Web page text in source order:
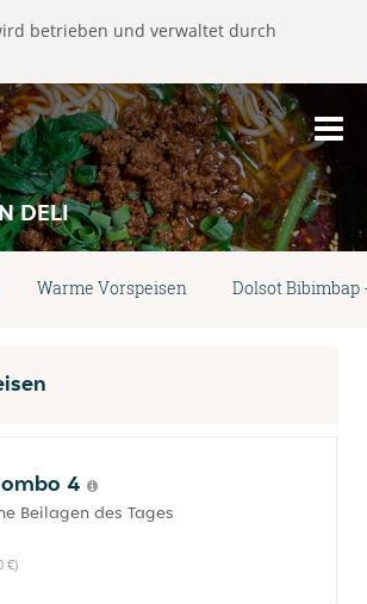
betrieben und verwaltet durch
DELI
Warme Vorspeisen Dolsot Bibimbap
4
Beilagen des Tages
€)